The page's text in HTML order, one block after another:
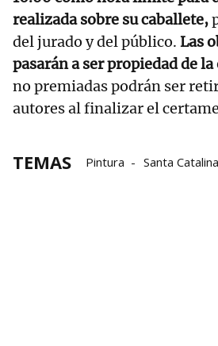
realizada sobre su caballete,
del jurado y del público. Las
pasarán a ser propiedad de
no premiadas podrán ser
autores al finalizar el
TEMAS Pintura Santa Catalina